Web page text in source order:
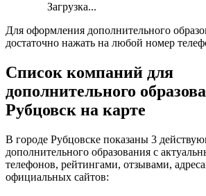
Загрузка...
Для оформления дополнительного
достаточно нажать на любой номер
Список компаний для
дополнительного
Рубцовск на карте
В городе Рубцовске показаны 3
дополнительного образования с
телефонов, рейтингами, отзывами,
официальных сайтов: